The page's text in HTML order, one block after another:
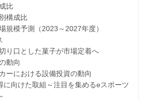
比
構成比
模予測（2023～2027年度）
口とした菓子が市場定着へ
動向
における設備投資の動向
向けた取組～注目を集めるeスポーツ